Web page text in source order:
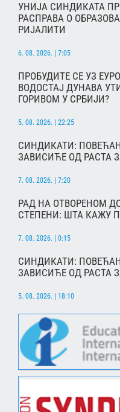
УНИЈА СИНДИКАТА
РАСПРАВА О
РИЈАЛИТИ
6. 08. 2026. | 7:05
ПРОБУДИТЕ СЕ УЗ
ВОДОСТАЈ ДУНАВА
ГОРИВОМ У СРБИЈИ?
5. 08. 2026. | 22:25
СИНДИКАТИ:
ЗАВИСИЋЕ ОД РАСТА
7. 08. 2026. | 7:20
РАД НА ОТВОРЕНОМ
СТЕПЕНИ: ШТА КАЖУ
7. 08. 2026. | 0:15
СИНДИКАТИ:
ЗАВИСИЋЕ ОД РАСТА
5. 08. 2026. | 18:10